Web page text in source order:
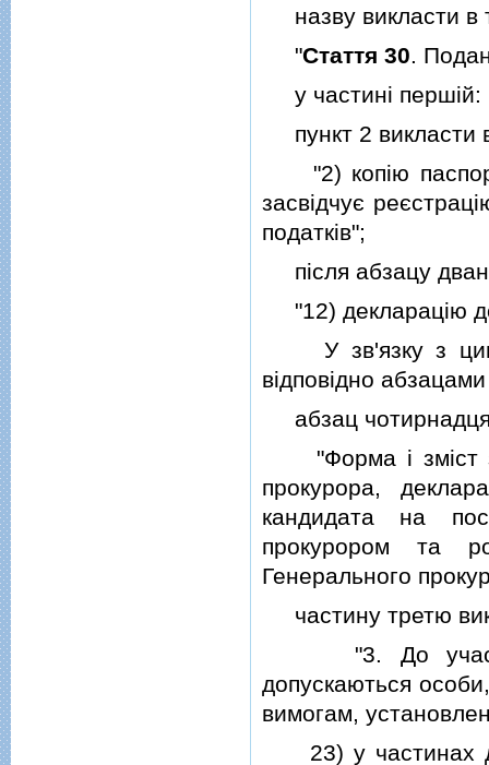
назву викласти в
"Стаття 30.
у частинi першiй:
пункт 2 викласти
"2) копiю
засвiдчує
податкiв";
пiсля абзацу
"12) декларацiю
У зв'язку з цим
вiдповiдно
абзац
"Форма i змiст
прокурора,
кандидата на
прокурором та
Генерального
частину третю
"3. До участi в
допускаються
вимогам,
23) у частинах